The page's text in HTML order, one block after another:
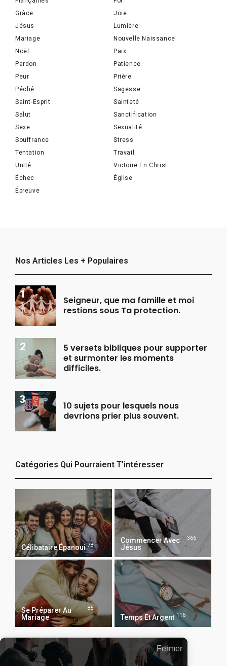
Grâce
Joie
Jésus
Lumière
Mariage
Nouvelle Naissance
Noël
Paix
Pardon
Patience
Peur
Prière
Péché
Sagesse
Saint-Esprit
Sainteté
Salut
Sanctification
Sexe
Sexualité
Souffrance
Stress
Tentation
Travail
Unité
Victoire En Christ
Échec
Église
Épreuve
Nos Articles Les + Populaires
Seigneur, que ma famille et moi
restions sous Ta protection.
5 versets bibliques pour supporter
et surmonter les moments
difficiles.
10 sujets pour lesquels nous
devrions prier plus souvent.
Catégories Qui Pourraient T’intéresser
Célibataire Épanoui 78
Commencer Avec
Jésus
366
Se Préparer Au
Mariage
85
Temps Et Argent 116
Recevoir Notre Newsletter Chaque Matin
Fermer